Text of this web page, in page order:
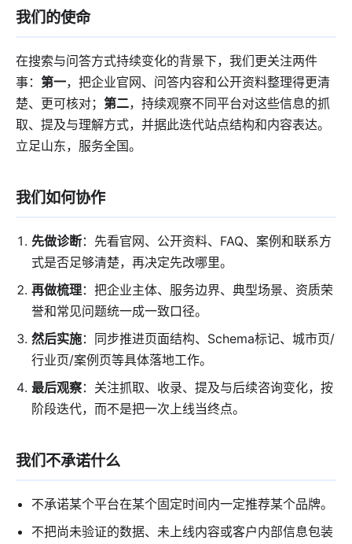
我们的使命
在搜索与问答方式持续变化的背景下，我们更关注两件
事： 第一，把企业官网、问答内容和公开资料整理得更清
楚、更可核对； 第二，持续观察不同平台对这些信息的抓
取、提及与理解方式，并据此迭代站点结构和内容表达。
立足山东，服务全国。
我们如何协作
先做诊断：先看官网、公开资料、FAQ、案例和联系方
式是否足够清楚，再决定先改哪里。
再做梳理：把企业主体、服务边界、典型场景、资质荣
誉和常见问题统一成一致口径。
然后实施：同步推进页面结构、Schema标记、城市页/
行业页/案例页等具体落地工作。
最后观察：关注抓取、收录、提及与后续咨询变化，按
阶段迭代，而不是把一次上线当终点。
我们不承诺什么
不承诺某个平台在某个固定时间内一定推荐某个品牌。
不把尚未验证的数据、未上线内容或客户内部信息包装